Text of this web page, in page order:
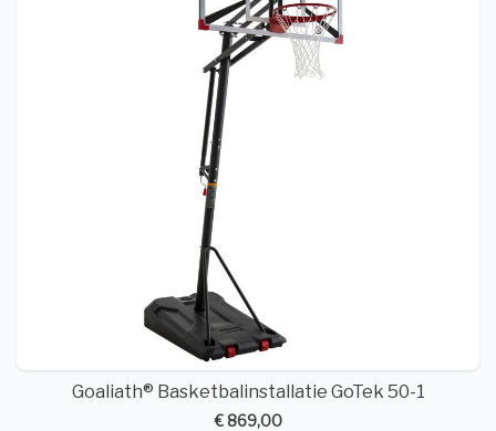
Goaliath® Basketbalinstallatie GoTek 50-1
€ 869,00